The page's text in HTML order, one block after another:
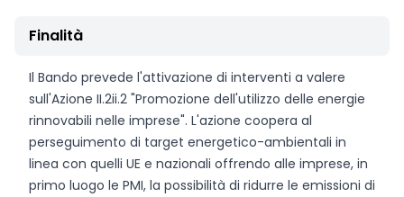
Finalità
Il Bando prevede l'attivazione di interventi a valere
sull'Azione II.2ii.2 "Promozione dell'utilizzo delle energie
rinnovabili nelle imprese". L'azione coopera al
perseguimento di target energetico-ambientali in
linea con quelli UE e nazionali offrendo alle imprese, in
primo luogo le PMI, la possibilità di ridurre le emissioni di